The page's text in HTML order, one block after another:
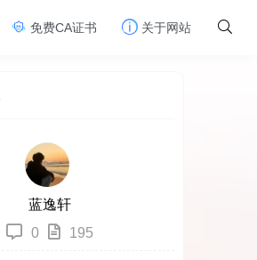
免费CA证书 关于网站
蓝逸轩
0
195